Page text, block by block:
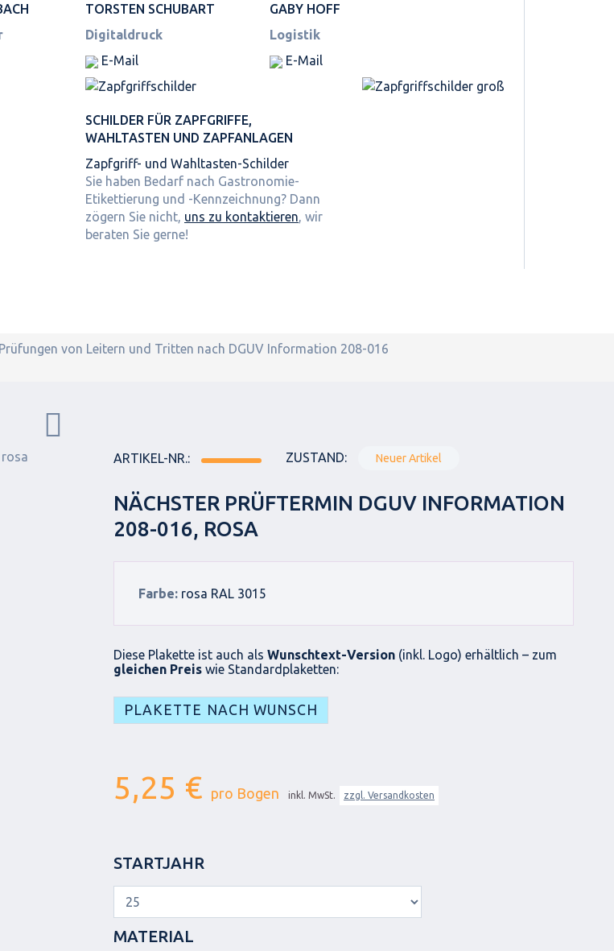
TORSTEN SCHUBART
Digitaldruck
E-Mail
GABY HOFF
Logistik
E-Mail
SCHILDER FÜR ZAPFGRIFFE,
WAHLTASTEN UND ZAPFANLAGEN
Zapfgriff- und Wahltasten-Schilder
Sie haben Bedarf nach Gastronomie-
Etikettierung und -Kennzeichnung? Dann
zögern Sie nicht, uns zu kontaktieren, wir
beraten Sie gerne!
von Leitern und Tritten nach DGUV Information 208-016
ARTIKEL-NR.: ZUSTAND: Neuer Artikel
NÄCHSTER PRÜFTERMIN DGUV INFORMATION
208-016, ROSA
Farbe: rosa RAL 3015
Diese Plakette ist auch als Wunschtext-Version (inkl. Logo) erhältlich – zum
gleichen Preis wie Standardplaketten:
PLAKETTE NACH WUNSCH
5,25 € pro Bogen inkl. MwSt. zzgl. Versandkosten
STARTJAHR
MATERIAL